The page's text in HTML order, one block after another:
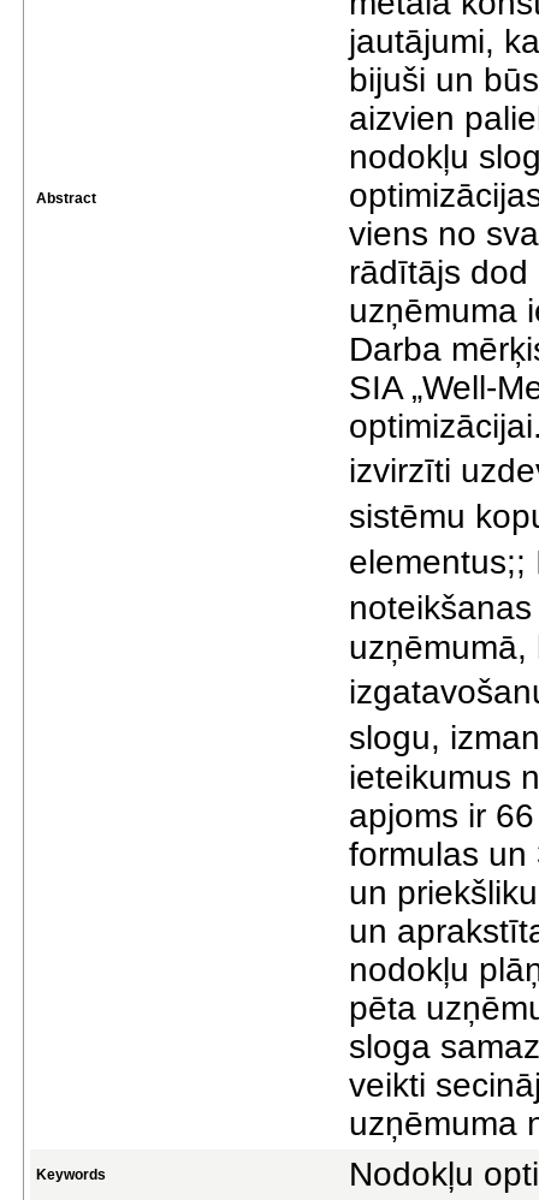
Abstract
jautājumi,
bijuši un
aizvien
nodokļu
viens no
rādītājs dod
uzņēmuma
Darba
SIA „Well-
izvirzīti
sistēmu
elementus;;
uzņēmumā,
slogu,
ieteikumus
apjoms ir
formulas un
un
un
nodokļu
pēta
sloga
veikti
uzņēmuma
Keywords Nodokļu